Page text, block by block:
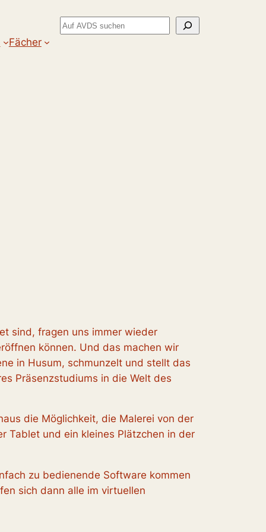
Suchen
Fächer
sind, fragen uns immer wieder
können. Und das machen wir
in Husum, schmunzelt und stellt das
Präsenzstudiums in die Welt des
die Möglichkeit, die Malerei von der
Tablet und ein kleines Plätzchen in der
zu bedienende Software kommen
sich dann alle im virtuellen